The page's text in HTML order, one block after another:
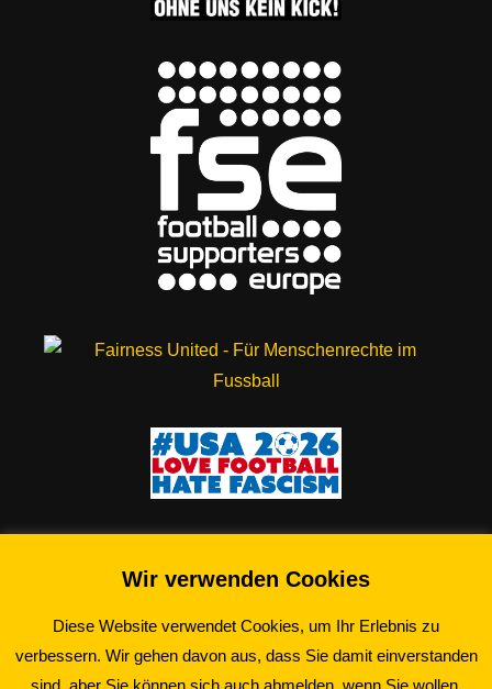
Wir verwenden Cookies
Diese Website verwendet Cookies, um Ihr Erlebnis zu
verbessern. Wir gehen davon aus, dass Sie damit einverstanden
sind, aber Sie können sich auch abmelden, wenn Sie wollen.